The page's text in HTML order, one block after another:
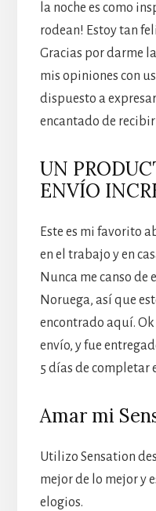
la noche es como
rodean! Estoy tan
Gracias por darme
mis opiniones con
dispuesto a
encantado de
UN
ENVÍO
Este es mi favorito
en el trabajo y en
Nunca me canso de
Noruega, así que
encontrado aquí. Ok
envío, y fue
5 días de completar
Amar mi
Utilizo Sensation
mejor de lo mejor y
elogios.